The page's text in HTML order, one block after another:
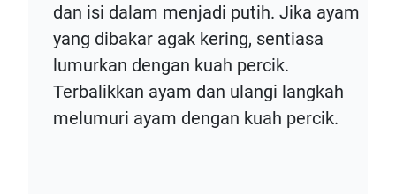
dan isi dalam menjadi putih. Jika ayam
yang dibakar agak kering, sentiasa
lumurkan dengan kuah percik.
Terbalikkan ayam dan ulangi langkah
melumuri ayam dengan kuah percik.